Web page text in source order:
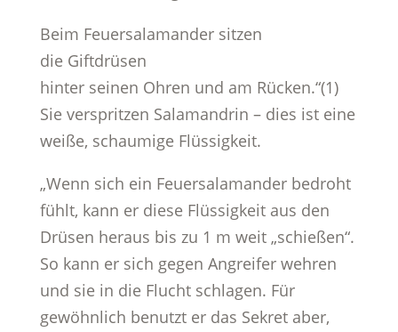
Beim Feuersalamander sitzen
die Giftdrüsen
hinter seinen Ohren und am Rücken.“(1)
Sie verspritzen Salamandrin – dies ist eine
weiße, schaumige Flüssigkeit.
„Wenn sich ein Feuersalamander bedroht
fühlt, kann er diese Flüssigkeit aus den
Drüsen heraus bis zu 1 m weit „schießen“.
So kann er sich gegen Angreifer wehren
und sie in die Flucht schlagen. Für
gewöhnlich benutzt er das Sekret aber,